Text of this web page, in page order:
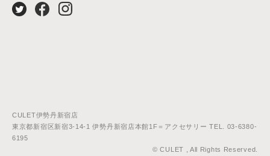
CULET伊勢丹新宿店
東京都新宿区新宿3-14-1 伊勢丹新宿店本館1F＝アクセサリー TEL. 03-6380-
6195
© CULET , All Rights Reserved.